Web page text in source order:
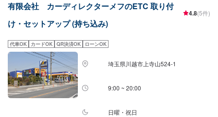
業開始【4】仕上がり次第納車<代車について>自費修理、整備に限り代車の
貸し出しを無料で行っております。有償でのレンタル貸出も行っておりま
す。お気軽にご相談下さい。※代車の燃料代はお客様にご負担いただいており
有限会社 カーディレクターメフのETC 取り付
け・セットアップ (持ち込み)
4.8(5件)
代車OK カードOK QR決済OK ローンOK
埼玉県川越市上寺山524-1
9:00 ~ 20:00
日曜・祝日